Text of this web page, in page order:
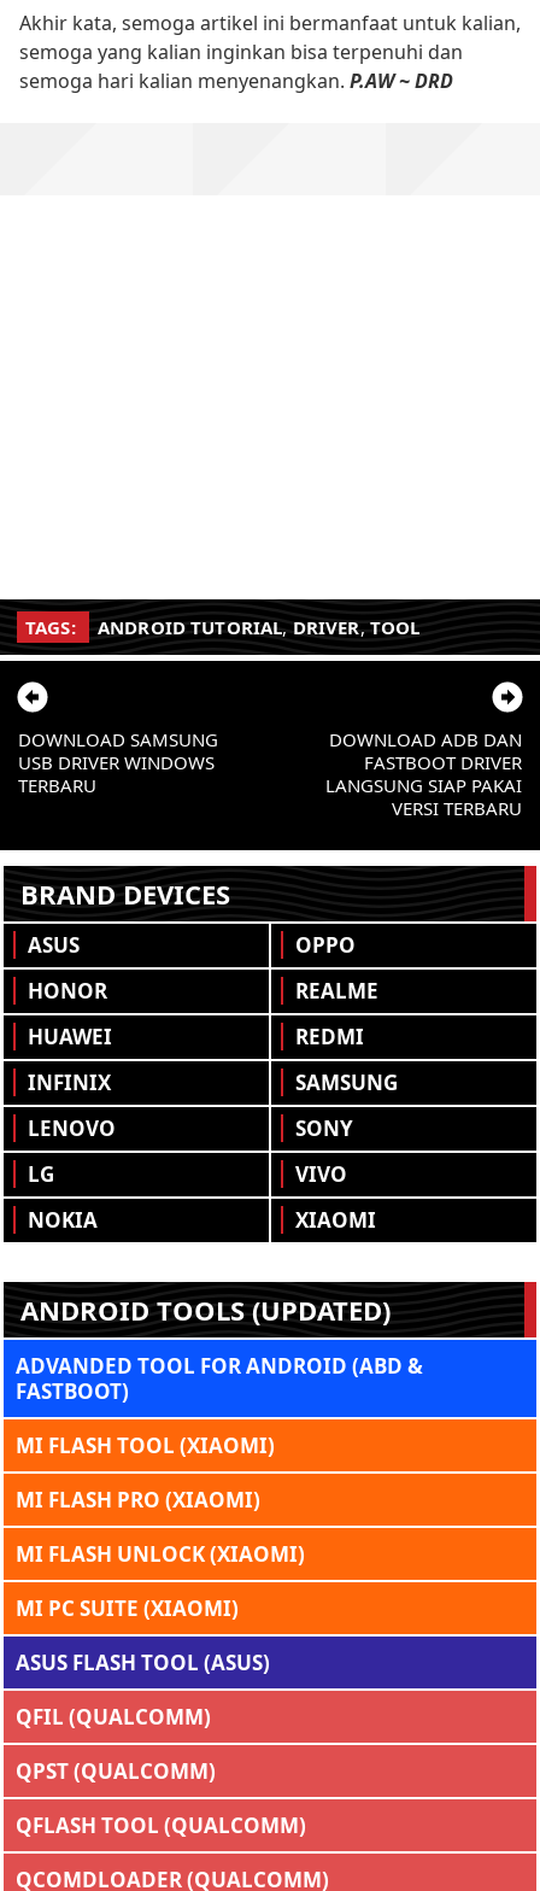
Akhir kata, semoga artikel ini bermanfaat untuk kalian,
semoga yang kalian inginkan bisa terpenuhi dan
semoga hari kalian menyenangkan. P.AW ~ DRD
TAGS: ANDROID TUTORIAL, DRIVER, TOOL
DOWNLOAD ADB DAN
FASTBOOT DRIVER
LANGSUNG SIAP PAKAI
VERSI TERBARU
DOWNLOAD SAMSUNG
USB DRIVER WINDOWS
TERBARU
BRAND DEVICES
ASUS
HONOR
HUAWEI
INFINIX
LENOVO
LG
NOKIA
OPPO
REALME
REDMI
SAMSUNG
SONY
VIVO
XIAOMI
ANDROID TOOLS (UPDATED)
ADVANDED TOOL FOR ANDROID (ABD &
FASTBOOT)
MI FLASH TOOL (XIAOMI)
MI FLASH PRO (XIAOMI)
MI FLASH UNLOCK (XIAOMI)
MI PC SUITE (XIAOMI)
ASUS FLASH TOOL (ASUS)
QFIL (QUALCOMM)
QPST (QUALCOMM)
QFLASH TOOL (QUALCOMM)
QCOMDLOADER (QUALCOMM)